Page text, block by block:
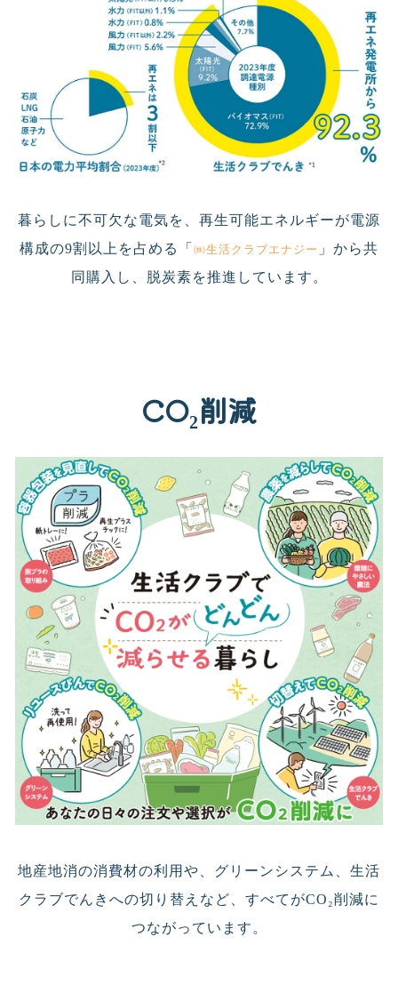
暮らしに不可欠な電気を、再生可能エネルギーが電源
構成の9割以上を占める「㈱生活クラブエナジー 」から共
同購入し、脱炭素を推進しています。
CO₂削減
地産地消の消費材の利用や、グリーンシステム、生活
クラブでんきへの切り替えなど、すべてがCO₂削減に
つながっています。